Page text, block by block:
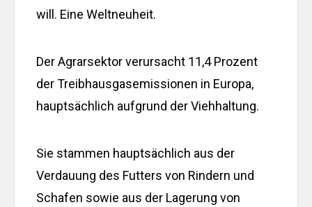
will. Eine Weltneuheit.
Der Agrarsektor verursacht 11,4 Prozent
der Treibhausgasemissionen in Europa,
hauptsächlich aufgrund der Viehhaltung.
Sie stammen hauptsächlich aus der
Verdauung des Futters von Rindern und
Schafen sowie aus der Lagerung von